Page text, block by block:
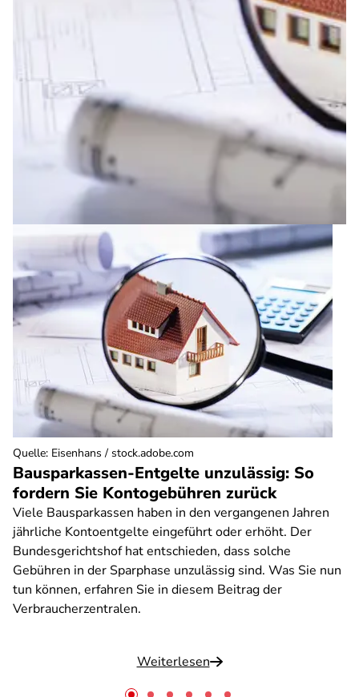
Bausparkassen-Entgelte unzulässig: So
fordern Sie Kontogebühren zurück
Viele Bausparkassen haben in den vergangenen Jahren
jährliche Kontoentgelte eingeführt oder erhöht. Der
Bundesgerichtshof hat entschieden, dass solche
Gebühren in der Sparphase unzulässig sind. Was Sie nun
tun können, erfahren Sie in diesem Beitrag der
Verbraucherzentralen.
Weiterlesen
Quelle: Eisenhans / stock.adobe.com